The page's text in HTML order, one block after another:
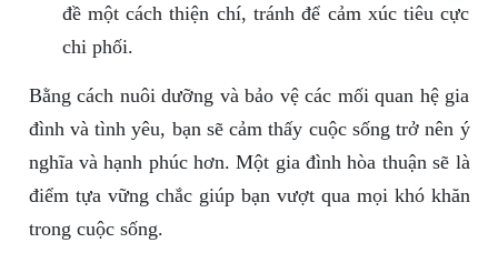
đề một cách thiện chí, tránh để cảm xúc tiêu cực
chi phối.
Bằng cách nuôi dưỡng và bảo vệ các mối quan hệ gia
đình và tình yêu, bạn sẽ cảm thấy cuộc sống trở nên ý
nghĩa và hạnh phúc hơn. Một gia đình hòa thuận sẽ là
điểm tựa vững chắc giúp bạn vượt qua mọi khó khăn
trong cuộc sống.